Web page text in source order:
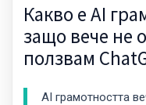
Какво е AI
защо вече не
ползвам
AI грамотността